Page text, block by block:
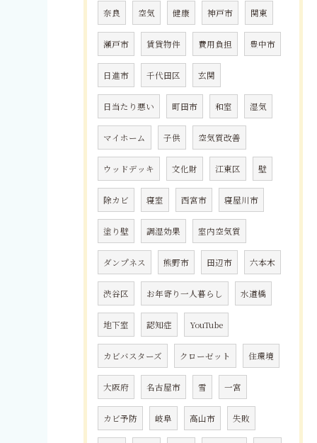
奈良 空気 健康 神戸市 関東
瀬戸市 賃貸物件 費用負担 豊中市
日進市 千代田区 玄関
日当たり悪い 町田市 和室 湿気
マイホーム 子供 空気質改善
ウッドデッキ 文化財 江東区 壁
除カビ 寝室 西宮市 寝屋川市
塗り壁 調湿効果 室内空気質
ダンプネス 熊野市 田辺市 六本木
渋谷区 お年寄り一人暮らし 水道橋
地下室 認知症 YouTube
カビバスターズ クローゼット 住環境
大阪府 名古屋市 雪 一宮
カビ予防 岐阜 高山市 失敗